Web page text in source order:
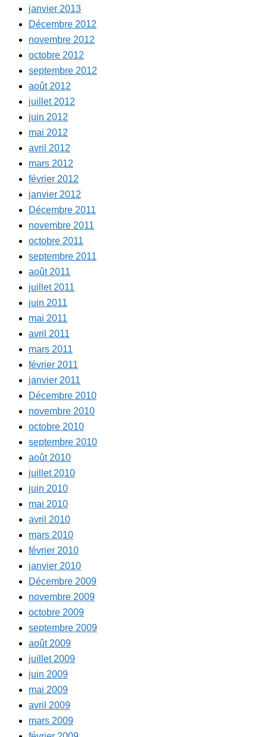
janvier 2013
Décembre 2012
novembre 2012
octobre 2012
septembre 2012
août 2012
juillet 2012
juin 2012
mai 2012
avril 2012
mars 2012
février 2012
janvier 2012
Décembre 2011
novembre 2011
octobre 2011
septembre 2011
août 2011
juillet 2011
juin 2011
mai 2011
avril 2011
mars 2011
février 2011
janvier 2011
Décembre 2010
novembre 2010
octobre 2010
septembre 2010
août 2010
juillet 2010
juin 2010
mai 2010
avril 2010
mars 2010
février 2010
janvier 2010
Décembre 2009
novembre 2009
octobre 2009
septembre 2009
août 2009
juillet 2009
juin 2009
mai 2009
avril 2009
mars 2009